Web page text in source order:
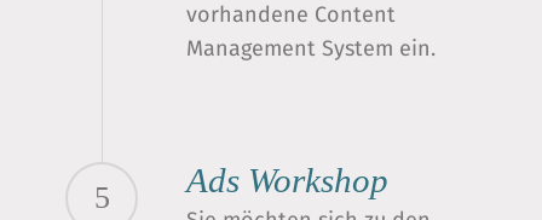
vorhandene Content
Management System ein.
5 Ads Workshop